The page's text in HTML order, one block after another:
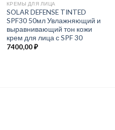
КРЕМЫ ДЛЯ ЛИЦА
SOLAR DEFENSE TINTED
SPF30 50мл Увлажняющий и
выравнивающий тон кожи
крем для лица с SPF 30
7400,00₽